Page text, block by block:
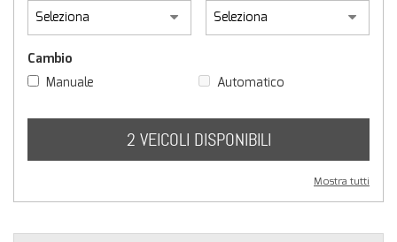
Cambio
Manuale
Automatico
2 VEICOLI DISPONIBILI
Mostra tutti